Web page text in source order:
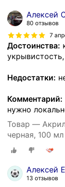
Алексей
80 отзывов
7
Достоинства:
Недостатки:
Комментарий:
нужно
Товар —
черная, 100 мл
Алексей
13 отзывов